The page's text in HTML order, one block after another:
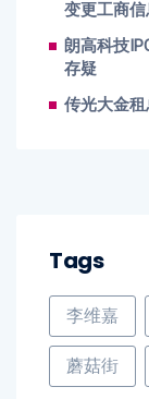
变更工商信
朗高科技
存疑
传光大金
Tags
李维嘉
蘑菇街